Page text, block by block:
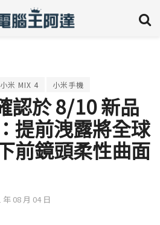
小米 MIX 4 小米手機
認於 8/10 新品
提前洩露將全球
前鏡頭柔性曲面
年 08 月 04 日